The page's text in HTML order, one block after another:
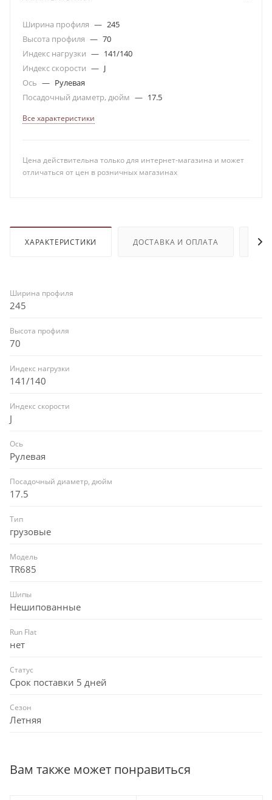
Ширина профиля — 245
Высота профиля — 70
Индекс нагрузки — 141/140
Индекс скорости — J
Ось — Рулевая
Посадочный диаметр, дюйм — 17.5
Все характеристики
Цена действительна только для интернет-магазина и может
отличаться от цен в розничных магазинах
ХАРАКТЕРИСТИКИ ДОСТАВКА И ОПЛАТА
Ширина профиля
245
Высота профиля
70
Индекс нагрузки
141/140
Индекс скорости
J
Ось
Рулевая
Посадочный диаметр, дюйм
17.5
Тип
грузовые
Модель
TR685
Шипы
Нешипованные
Run Flat
нет
Статус
Срок поставки 5 дней
Сезон
Летняя
Вам также может понравиться